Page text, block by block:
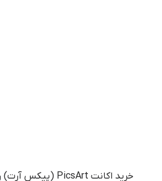
خرید اکانت PicsArt (پیکس آرت) روی ایمیل شما ارزان